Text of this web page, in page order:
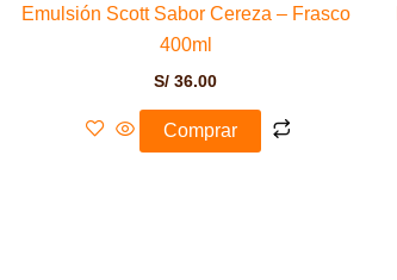
Emulsión Scott Sabor Cereza – Frasco
400ml
S/ 36.00
Comprar